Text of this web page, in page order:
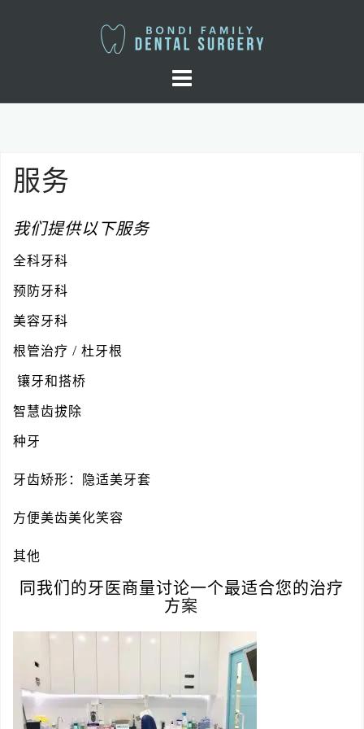
服务
我们提供以下服务
全科牙科
预防牙科
美容牙科
根管治疗 / 杜牙根
镶牙和搭桥
智慧齿拔除
种牙
牙齿矫形：隐适美牙套
方便美齿美化笑容
其他
同我们的牙医商量讨论一个最适合您的治疗
方案